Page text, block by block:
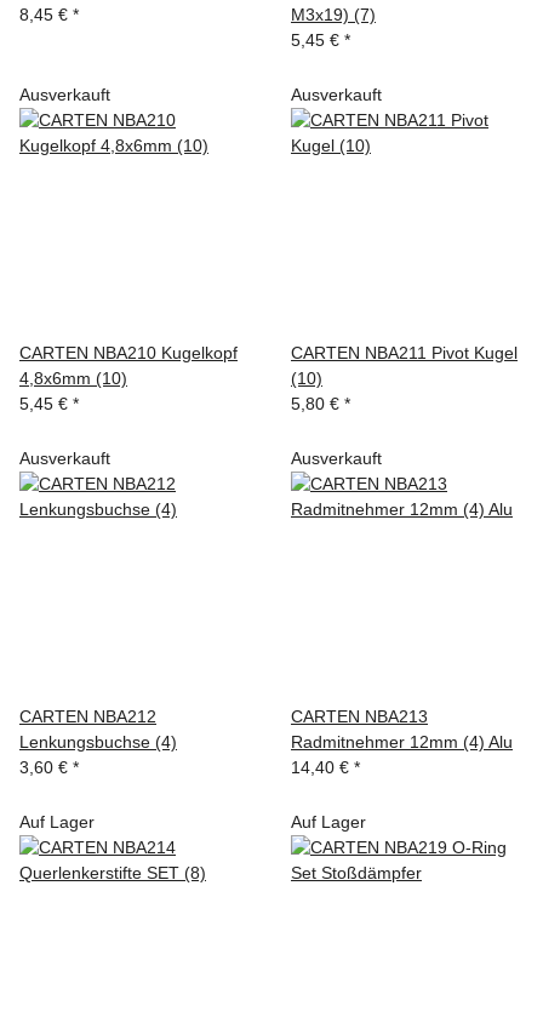
8,45 € *
M3x19) (7)
5,45 € *
Ausverkauft
CARTEN NBA210 Kugelkopf
4,8x6mm (10)
5,45 € *
Ausverkauft
CARTEN NBA211 Pivot Kugel
(10)
5,80 € *
Ausverkauft
CARTEN NBA212
Lenkungsbuchse (4)
3,60 € *
Ausverkauft
CARTEN NBA213
Radmitnehmer 12mm (4) Alu
14,40 € *
Auf Lager Auf Lager